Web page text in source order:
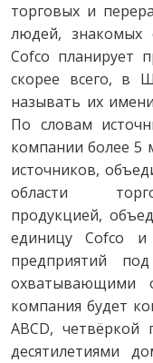
торговых и
людей, знакомых
Cofco планирует
скорее всего, в
называть их
По словам
компании более 5
источников,
области
продукцией,
единицу Cofco
предприятий
охватывающими
компания будет
ABCD, четвёркой
десятилетиями